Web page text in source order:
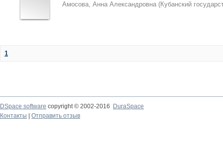
Амосова, Анна Александровна (Кубанский
1
DSpace software copyright © 2002-2016
DuraSpace
Контакты
Отправить отзыв